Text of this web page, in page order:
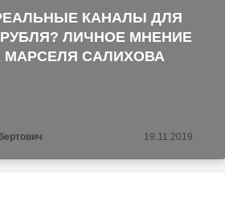
КАНАЛЫ ДЛЯ
ЛИЧНОЕ МНЕНИЕ
МАРСЕЛЯ САЛИХОВА
19.11.2019